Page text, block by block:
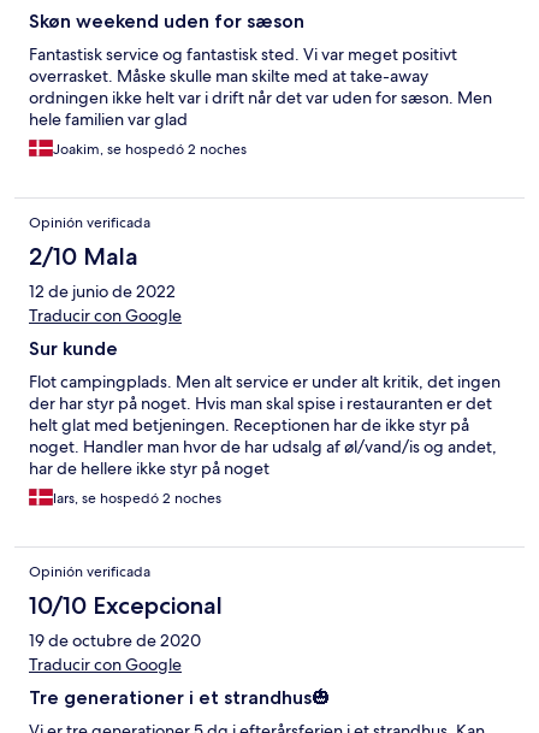
Skøn weekend uden for sæson
Fantastisk service og fantastisk sted. Vi var meget positivt
overrasket. Måske skulle man skilte med at take-away
ordningen ikke helt var i drift når det var uden for sæson. Men
hele familien var glad
Joakim, se hospedó 2 noches
Opinión verificada
2/10 Mala
12 de junio de 2022
Traducir con Google
Sur kunde
Flot campingplads. Men alt service er under alt kritik, det ingen
der har styr på noget. Hvis man skal spise i restauranten er det
helt glat med betjeningen. Receptionen har de ikke styr på
noget. Handler man hvor de har udsalg af øl/vand/is og andet,
har de hellere ikke styr på noget
lars, se hospedó 2 noches
Opinión verificada
10/10 Excepcional
19 de octubre de 2020
Traducir con Google
Tre generationer i et strandhus🎃